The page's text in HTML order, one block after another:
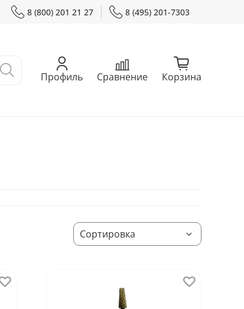
8 (800) 201 21 27 8 (495) 201-7303
Профиль Сравнение Корзина